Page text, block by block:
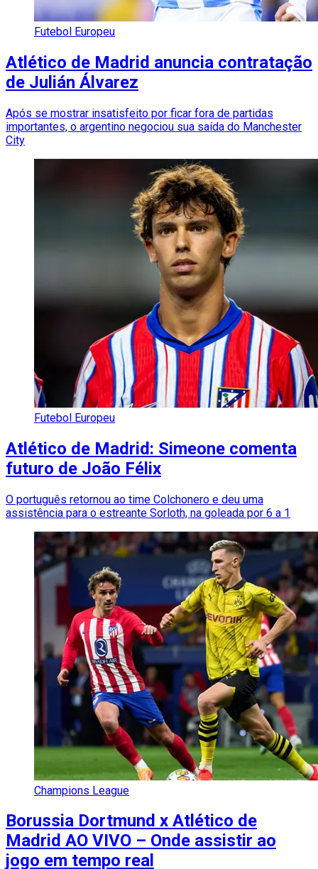
Futebol Europeu
Atlético de Madrid anuncia contratação
de Julián Álvarez
Após se mostrar insatisfeito por ficar fora de partidas
importantes, o argentino negociou sua saída do Manchester
City
Futebol Europeu
Atlético de Madrid: Simeone comenta
futuro de João Félix
O português retornou ao time Colchonero e deu uma
assistência para o estreante Sorloth, na goleada por 6 a 1
Champions League
Borussia Dortmund x Atlético de
Madrid AO VIVO – Onde assistir ao
jogo em tempo real